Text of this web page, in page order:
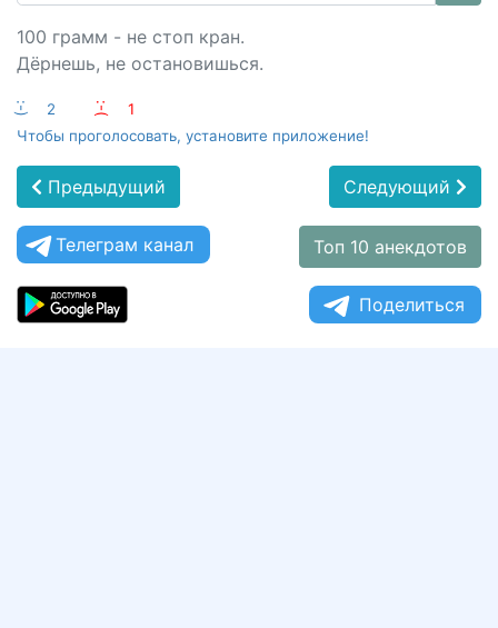
100 грамм - не стоп кран.
Дёрнешь, не остановишься.
:-) 2 :-(
1
Чтобы проголосовать, установите приложение!
Предыдущий Следующий
Телеграм канал Топ 10 анекдотов
Поделиться